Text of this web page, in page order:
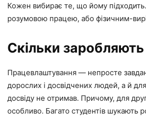
Кожен вибирає те, що йому
розумовою працею, або фізичним-
Скільки
Працевлаштування — непросте
дорослих і досвідчених людей, а й
досвіду не отримав. Причому, для
особливо. Багато студентів шукають